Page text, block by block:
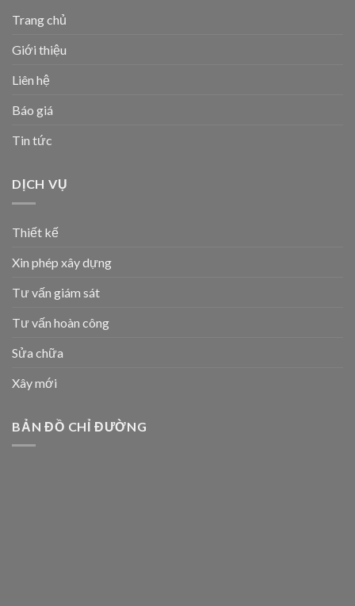
Trang chủ
Giới thiệu
Liên hệ
Báo giá
Tin tức
DỊCH VỤ
Thiết kế
Xin phép xây dựng
Tư vấn giám sát
Tư vấn hoàn công
Sửa chữa
Xây mới
BẢN ĐỒ CHỈ ĐƯỜNG